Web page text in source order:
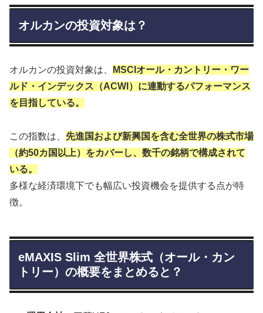
オルカンの投資対象は？
オルカンの投資対象は、
MSCIオール・カントリー・ワー
ルド・インデックス（ACWI）に連動するパフォーマンス
を目指している。
この指数は、 先進国および新興国を含む全世界の株式市場
（約50カ国以上）をカバーし、数千の銘柄で構成されて
いる。
多様な経済環境下でも幅広い投資機会を提供する点が特
徴。
eMAXIS Slim 全世界株式（オール・カン
トリー）の概要をまとめると？